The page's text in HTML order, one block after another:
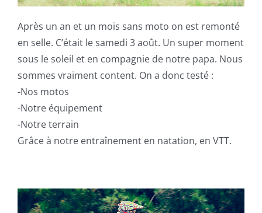
Après un an et un mois sans moto on est remonté
en selle. C’était le samedi 3 août. Un super moment
sous le soleil et en compagnie de notre papa. Nous
sommes vraiment content. On a donc testé :
-Nos motos
-Notre équipement
-Notre terrain
Grâce à notre entraînement en natation, en VTT.